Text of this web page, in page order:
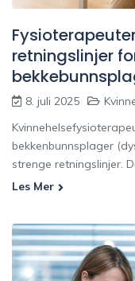
retningslinjer
8. juli 2025
bekkenbunnsplager
strenge retningslinjer.
Les Mer